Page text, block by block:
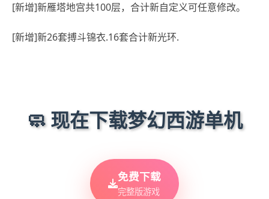
[新增]新雁塔地宫共100层，合计新自定义可任意修改。
[新增]新26套搏斗锦衣.16套合计新光环.
🧼 现在下载梦幻西游单机
免费下载
完整版游戏